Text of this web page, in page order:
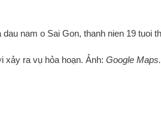
xảy ra vụ hỏa hoạn. Ảnh: Google Maps.